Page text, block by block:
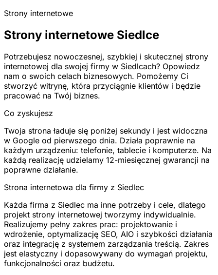
Strony internetowe
Strony internetowe Siedlce
Potrzebujesz nowoczesnej, szybkiej i skutecznej strony
internetowej dla swojej firmy w Siedlcach? Opowiedz
nam o swoich celach biznesowych. Pomożemy Ci
stworzyć witrynę, która przyciągnie klientów i będzie
pracować na Twój biznes.
Co zyskujesz
Twoja strona ładuje się poniżej sekundy i jest widoczna
w Google od pierwszego dnia. Działa poprawnie na
każdym urządzeniu: telefonie, tablecie i komputerze. Na
każdą realizację udzielamy 12-miesięcznej gwarancji na
poprawne działanie.
Strona internetowa dla firmy z Siedlec
Każda firma z Siedlec ma inne potrzeby i cele, dlatego
projekt strony internetowej tworzymy indywidualnie.
Realizujemy pełny zakres prac: projektowanie i
wdrożenie, optymalizację SEO, AIO i szybkości działania
oraz integrację z systemem zarządzania treścią. Zakres
jest elastyczny i dopasowywany do wymagań projektu,
funkcjonalności oraz budżetu.